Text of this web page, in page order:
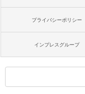
プライバシーポリシー
インプレスグループ